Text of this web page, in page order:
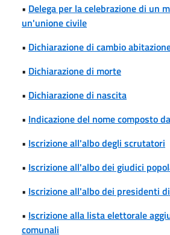
• Delega per la celebrazione di un
un'unione civile
• Dichiarazione di cambio
• Dichiarazione di morte
• Dichiarazione di nascita
• Indicazione del nome composto
• Iscrizione all'albo degli scrutatori
• Iscrizione all'albo dei giudici
• Iscrizione all'albo dei presidenti
• Iscrizione alla lista elettorale
comunali